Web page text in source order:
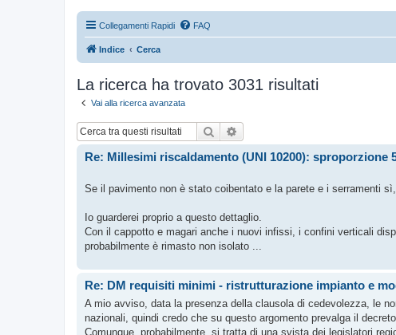
Collegamenti Rapidi FAQ
Indice Cerca
La ricerca ha trovato 3031 risultati
Vai alla ricerca avanzata
Cerca
Re: Millesimi riscaldamento (UNI 10200):
Se il pavimento non è stato coibentato e la parete e i serramenti
Io guarderei proprio a questo dettaglio.
Con il cappotto e magari anche i nuovi infissi, i confini verticali
probabilmente è rimasto non isolato ...
Re: DM requisiti minimi - ristrutturazione impianto e
A mio avviso, data la presenza della clausola di cedevolezza, le
nazionali, quindi credo che su questo argomento prevalga il
Comunque, probabilmente, si tratta di una svista dei legislatori